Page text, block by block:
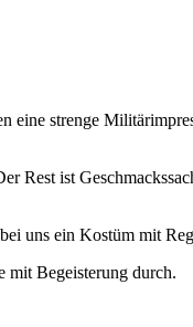
eine strenge
Rest ist
uns ein Kostüm mit
Begeisterung durch.